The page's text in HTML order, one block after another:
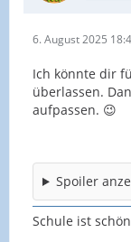
6. August 2025
Ich könnte dir
überlassen.
aufpassen. 😉
Spoiler
Schule ist